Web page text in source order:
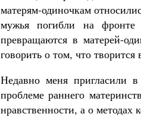
матерям-одиночкам
мужья погибли на фронте
превращаются в матерей-
говорить о том, что творится
Недавно меня пригласили
проблеме раннего
нравственности, а о методах